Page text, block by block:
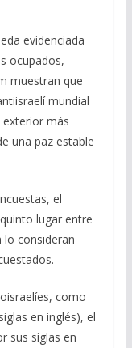
evidenciada
ocupados,
muestran que
mundial
más
una paz estable
el
lugar entre
lo consideran
como
en inglés), el
sus siglas en